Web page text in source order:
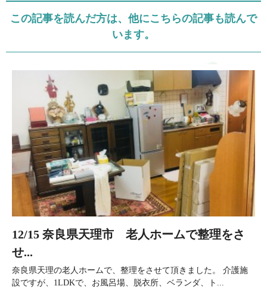
この記事を読んだ方は、他にこちらの記事も読んで
います。
12/15 奈良県天理市 老人ホームで整理をさ
せ...
奈良県天理の老人ホームで、整理をさせて頂きました。 介護施
設ですが、1LDKで、お風呂場、脱衣所、ベランダ、ト...